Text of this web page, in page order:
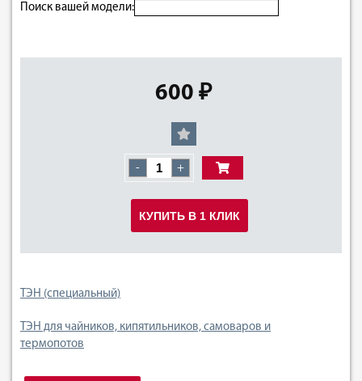
Поиск вашей модели:
600 ₽
- +
КУПИТЬ В 1 КЛИК
ТЭН (специальный)
ТЭН для чайников, кипятильников, самоваров и
термопотов